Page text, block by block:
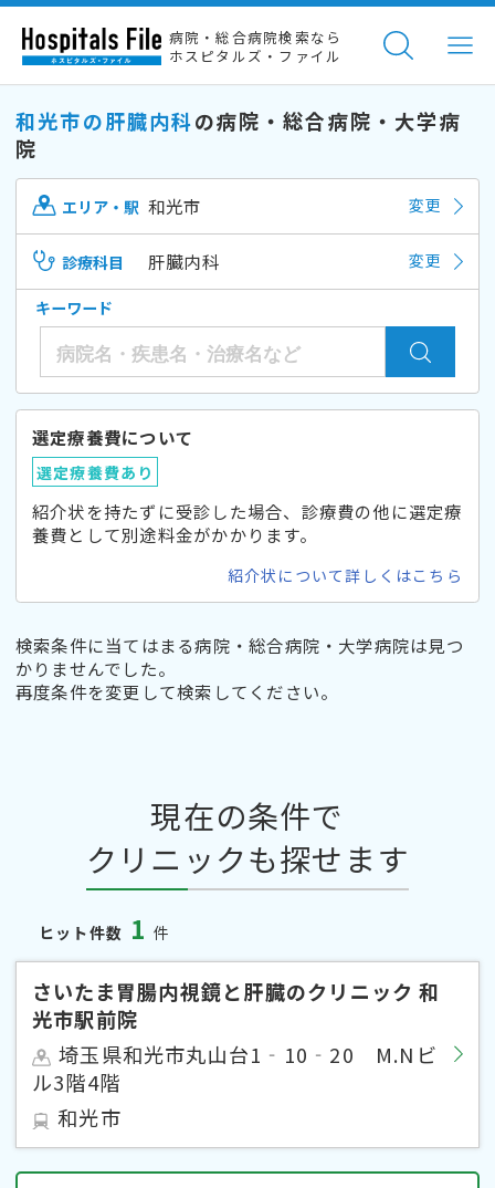
病院・総合病院検索なら
ホスピタルズ・ファイル
和光市の肝臓内科の病院・総合病院・大学病
院
エリア・駅 和光市 変更
診療科目 肝臓内科 変更
キーワード
選定療養費について
選定療養費あり
紹介状を持たずに受診した場合、診療費の他に選定療
養費として別途料金がかかります。
紹介状について詳しくはこちら
検索条件に当てはまる病院・総合病院・大学病院は見つ
かりませんでした。
再度条件を変更して検索してください。
現在の条件で
クリニックも探せます
ヒット件数 1 件
さいたま胃腸内視鏡と肝臓のクリニック 和
光市駅前院
埼玉県和光市丸山台1‐10‐20 M.Nビ
ル3階4階
和光市